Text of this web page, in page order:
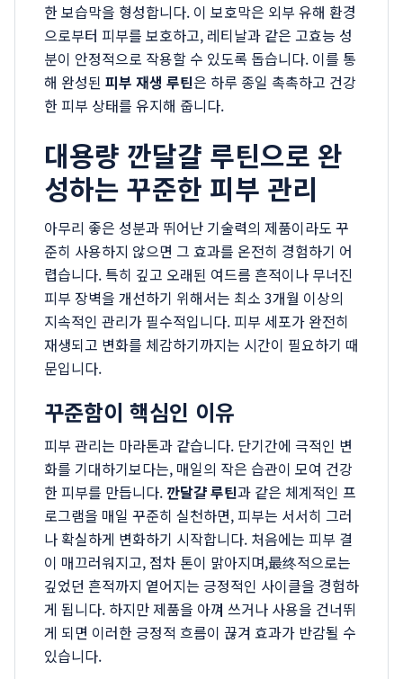
한 보습막을 형성합니다. 이 보호막은 외부 유해 환경
으로부터 피부를 보호하고, 레티날과 같은 고효능 성
분이 안정적으로 작용할 수 있도록 돕습니다. 이를 통
해 완성된 피부 재생 루틴은 하루 종일 촉촉하고 건강
한 피부 상태를 유지해 줍니다.
대용량 깐달걀 루틴으로 완
성하는 꾸준한 피부 관리
아무리 좋은 성분과 뛰어난 기술력의 제품이라도 꾸
준히 사용하지 않으면 그 효과를 온전히 경험하기 어
렵습니다. 특히 깊고 오래된 여드름 흔적이나 무너진
피부 장벽을 개선하기 위해서는 최소 3개월 이상의
지속적인 관리가 필수적입니다. 피부 세포가 완전히
재생되고 변화를 체감하기까지는 시간이 필요하기 때
문입니다.
꾸준함이 핵심인 이유
피부 관리는 마라톤과 같습니다. 단기간에 극적인 변
화를 기대하기보다는, 매일의 작은 습관이 모여 건강
한 피부를 만듭니다. 깐달걀 루틴과 같은 체계적인 프
로그램을 매일 꾸준히 실천하면, 피부는 서서히 그러
나 확실하게 변화하기 시작합니다. 처음에는 피부 결
이 매끄러워지고, 점차 톤이 맑아지며,最终적으로는
깊었던 흔적까지 옅어지는 긍정적인 사이클을 경험하
게 됩니다. 하지만 제품을 아껴 쓰거나 사용을 건너뛰
게 되면 이러한 긍정적 흐름이 끊겨 효과가 반감될 수
있습니다.